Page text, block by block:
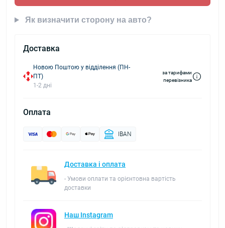
Як визначити сторону на авто?
Доставка
Новою Поштою у відділення (ПН-
ПТ)
1-2 дні
за тарифами
перевізника
Оплата
IBAN
Доставка і оплата
- Умови оплати та орієнтовна вартість
доставки
Наш Instagram